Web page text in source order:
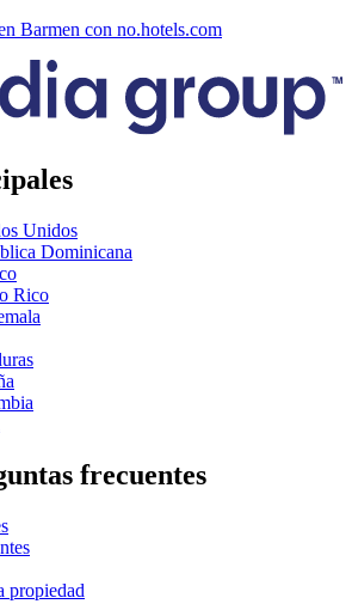
Barmen con no.hotels.com
Unidos
Dominicana
Rico
frecuentes
propiedad